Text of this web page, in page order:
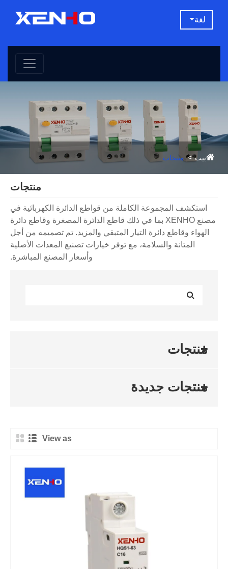
لغة
بيت منتجات
منتجات
استكشف المجموعة الكاملة من قواطع الدائرة الكهربائية في
مصنع XENHO بما في ذلك قاطع الدائرة المصغرة وقاطع دائرة
الهواء وقاطع دائرة التيار المتبقي والمزيد. تم تصميمه من أجل
المتانة والسلامة، مع توفر خيارات تصنيع المعدات الأصلية
وأسعار المصنع المباشرة.
منتجات
منتجات جديدة
View as